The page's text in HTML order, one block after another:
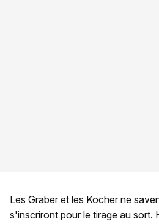
Les Graber et les Kocher ne
s'inscriront pour le tirage au sort.